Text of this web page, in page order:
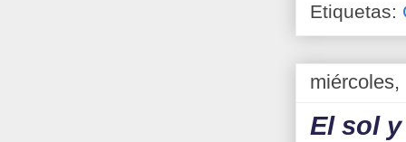
Etiquetas:
miércoles,
El sol